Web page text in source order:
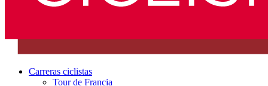
Carreras ciclistas
Tour de Francia